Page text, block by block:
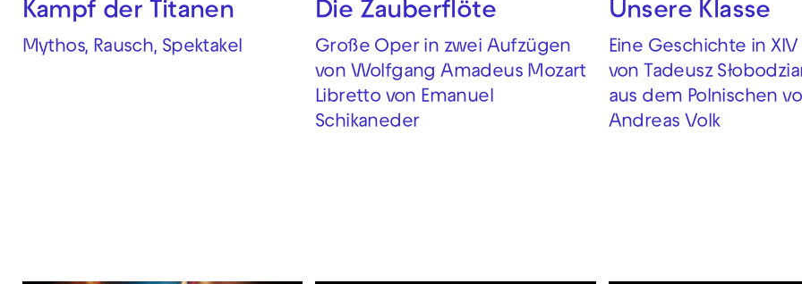
Kampf der Titanen
Mythos, Rausch, Spektakel
Die Zauberflöte
Große Oper in zwei Aufzügen
von Wolfgang Amadeus Mozart
Libretto von Emanuel
Schikaneder
Unsere Klasse
Eine Geschichte in
von Tadeusz
aus dem Polnischen
Andreas Volk